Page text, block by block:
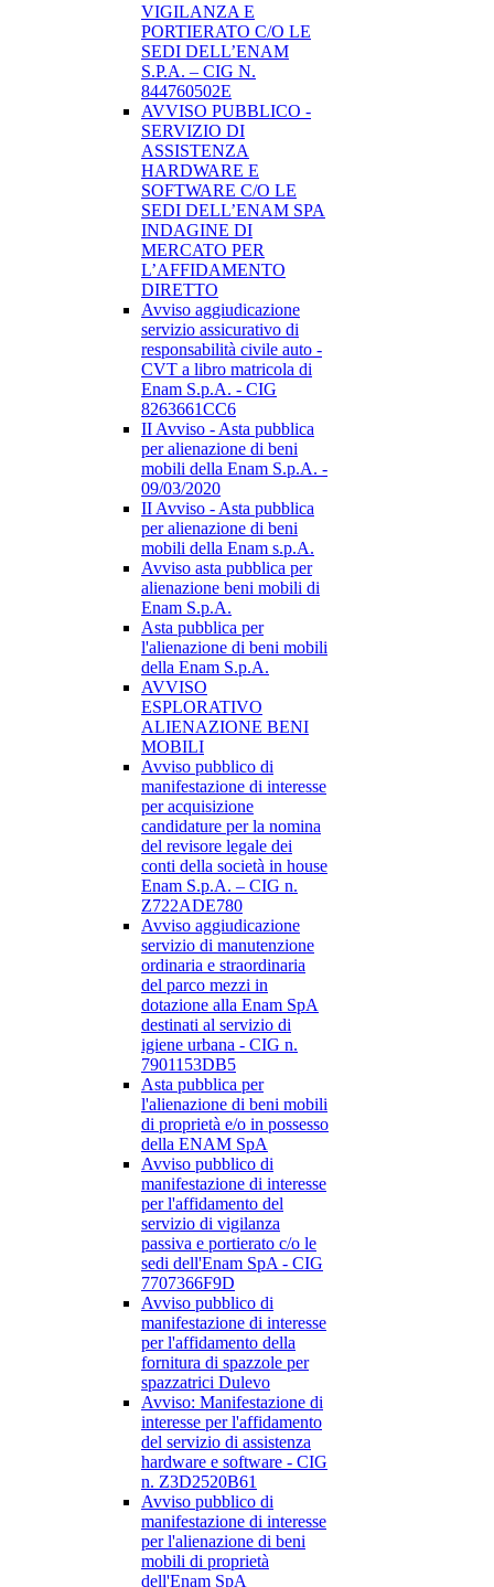
VIGILANZA E
PORTIERATO C/O LE
SEDI DELL’ENAM
S.P.A. – CIG N.
844760502E
AVVISO PUBBLICO -
SERVIZIO DI
ASSISTENZA
HARDWARE E
SOFTWARE C/O LE
SEDI DELL’ENAM SPA
INDAGINE DI
MERCATO PER
L’AFFIDAMENTO
DIRETTO
Avviso aggiudicazione
servizio assicurativo di
responsabilità civile auto -
CVT a libro matricola di
Enam S.p.A. - CIG
8263661CC6
II Avviso - Asta pubblica
per alienazione di beni
mobili della Enam S.p.A. -
09/03/2020
II Avviso - Asta pubblica
per alienazione di beni
mobili della Enam s.p.A.
Avviso asta pubblica per
alienazione beni mobili di
Enam S.p.A.
Asta pubblica per
l'alienazione di beni mobili
della Enam S.p.A.
AVVISO
ESPLORATIVO
ALIENAZIONE BENI
MOBILI
Avviso pubblico di
manifestazione di interesse
per acquisizione
candidature per la nomina
del revisore legale dei
conti della società in house
Enam S.p.A. – CIG n.
Z722ADE780
Avviso aggiudicazione
servizio di manutenzione
ordinaria e straordinaria
del parco mezzi in
dotazione alla Enam SpA
destinati al servizio di
igiene urbana - CIG n.
7901153DB5
Asta pubblica per
l'alienazione di beni mobili
di proprietà e/o in possesso
della ENAM SpA
Avviso pubblico di
manifestazione di interesse
per l'affidamento del
servizio di vigilanza
passiva e portierato c/o le
sedi dell'Enam SpA - CIG
7707366F9D
Avviso pubblico di
manifestazione di interesse
per l'affidamento della
fornitura di spazzole per
spazzatrici Dulevo
Avviso: Manifestazione di
interesse per l'affidamento
del servizio di assistenza
hardware e software - CIG
n. Z3D2520B61
Avviso pubblico di
manifestazione di interesse
per l'alienazione di beni
mobili di proprietà
dell'Enam SpA